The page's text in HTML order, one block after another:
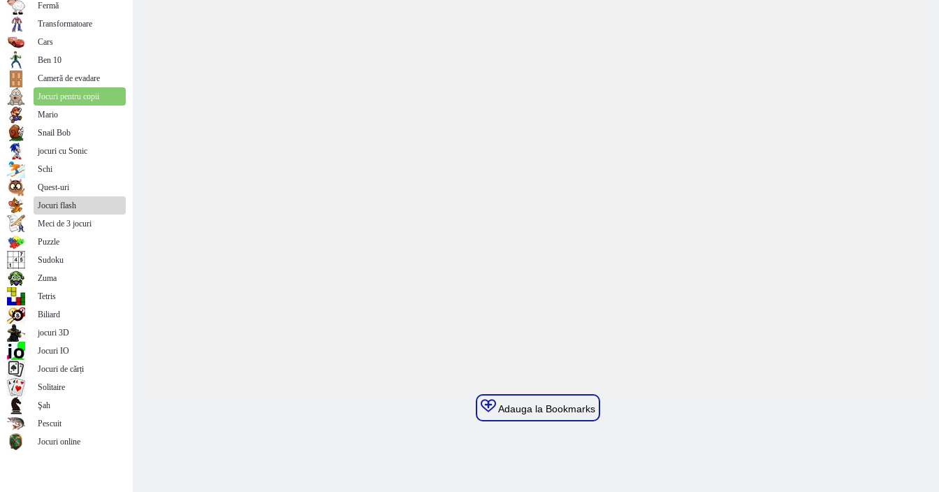
Adauga la Bookmarks
Fermă
Transformatoare
Cars
Ben 10
Cameră de evadare
Jocuri pentru copii
Mario
Snail Bob
jocuri cu Sonic
Schi
Quest-uri
Jocuri flash
Meci de 3 jocuri
Puzzle
Sudoku
Zuma
Tetris
Biliard
jocuri 3D
Jocuri IO
Jocuri de cărți
Solitaire
Şah
Pescuit
Jocuri online